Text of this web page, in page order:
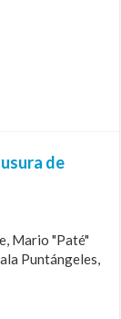
de
Mario "Paté"
Puntángeles,